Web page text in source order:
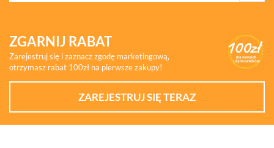
ZGARNIJ RABAT
Zarejestruj się i zaznacz zgodę marketingową,
otrzymasz rabat 100zł na pierwsze zakupy!
ZAREJESTRUJ SIĘ TERAZ